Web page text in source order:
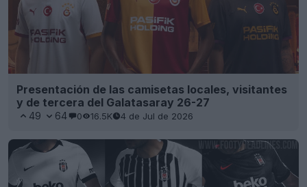
Presentación de las camisetas locales, visitantes
y de tercera del Galatasaray 26-27
49 64 0 16.5K 4 de Jul de 2026